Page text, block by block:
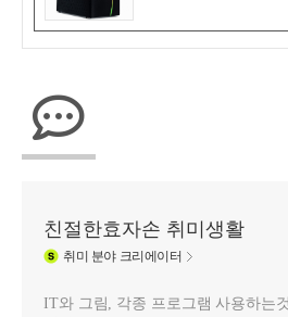
친절한효자손 취미생활
취미 분야 크리에이터
IT와 그림, 각종 프로그램 사용하는